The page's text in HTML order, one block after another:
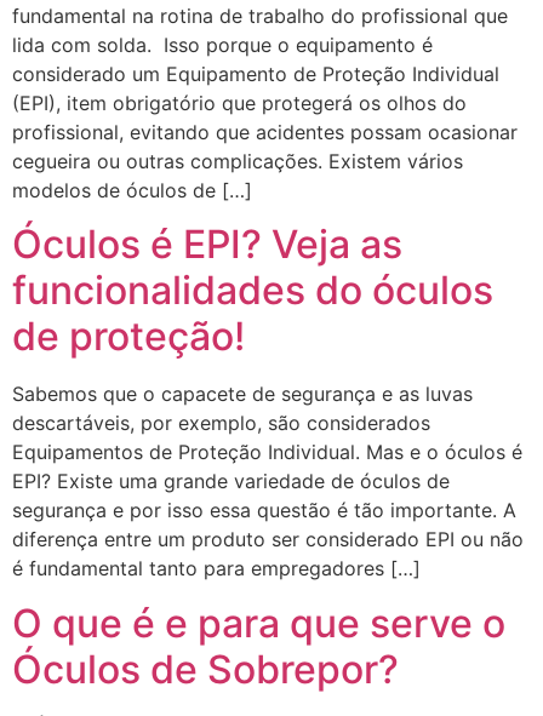
fundamental na rotina de trabalho do profissional que
lida com solda. Isso porque o equipamento é
considerado um Equipamento de Proteção Individual
(EPI), item obrigatório que protegerá os olhos do
profissional, evitando que acidentes possam ocasionar
cegueira ou outras complicações. Existem vários
modelos de óculos de […]
Óculos é EPI? Veja as
funcionalidades do óculos
de proteção!
Sabemos que o capacete de segurança e as luvas
descartáveis, por exemplo, são considerados
Equipamentos de Proteção Individual. Mas e o óculos é
EPI? Existe uma grande variedade de óculos de
segurança e por isso essa questão é tão importante. A
diferença entre um produto ser considerado EPI ou não
é fundamental tanto para empregadores […]
O que é e para que serve o
Óculos de Sobrepor?